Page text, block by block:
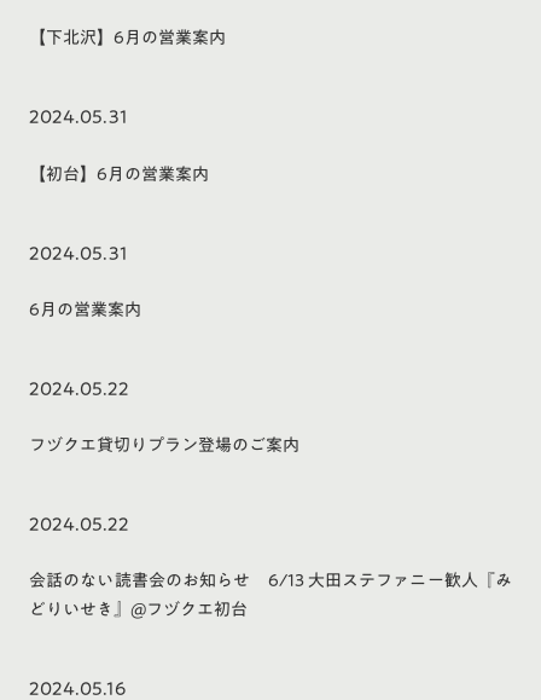
【下北沢】6月の営業案内
2024.05.31
【初台】6月の営業案内
2024.05.31
6月の営業案内
2024.05.22
フヅクエ貸切りプラン登場のご案内
2024.05.22
会話のない読書会のお知らせ 6/13 大田ステファニー歓人『み
どりいせき』@フヅクエ初台
2024.05.16